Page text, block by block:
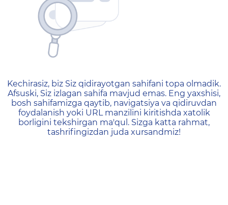
404 — Страница не
Kechirasiz, biz Siz qidirayotgan sahifani topa olmadik.
Afsuski, Siz izlagan sahifa mavjud emas. Eng yaxshisi,
bosh sahifamizga qaytib, navigatsiya va qidiruvdan
foydalanish yoki URL manzilini kiritishda xatolik
borligini tekshirgan ma'qul. Sizga katta rahmat,
tashrifingizdan juda xursandmiz!